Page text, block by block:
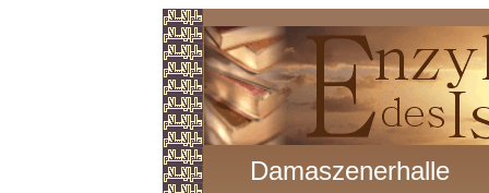
Damaszenerhalle